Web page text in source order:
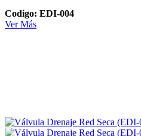
Codigo: EDI-004
Ver Más